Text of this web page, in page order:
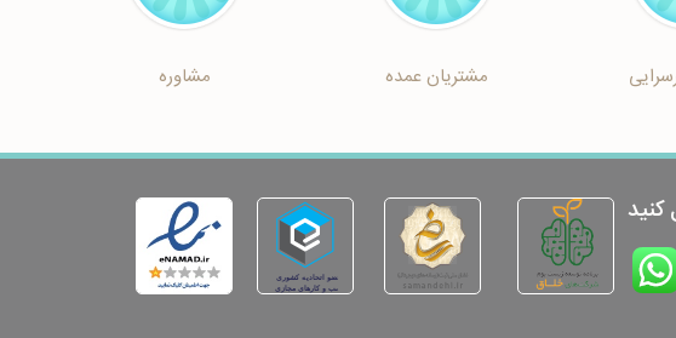
مشتریان عمده مشاوره
کنید